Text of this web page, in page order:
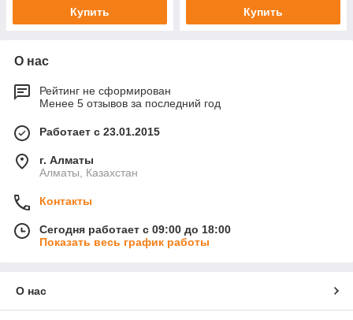
Купить Купить
О нас
Рейтинг не сформирован
Менее 5 отзывов за последний год
Работает с 23.01.2015
г. Алматы
Алматы, Казахстан
Контакты
Сегодня работает с 09:00 до 18:00
Показать весь график работы
О нас